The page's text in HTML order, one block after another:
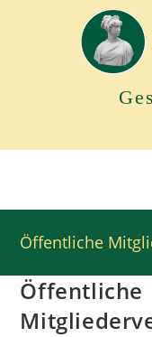
Öffentliche
Öffentliche